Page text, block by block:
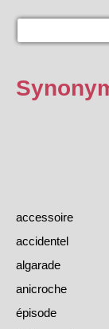
accessoire
accidentel
algarade
anicroche
épisode